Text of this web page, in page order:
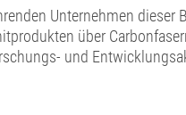
Unternehmen dieser
über
und